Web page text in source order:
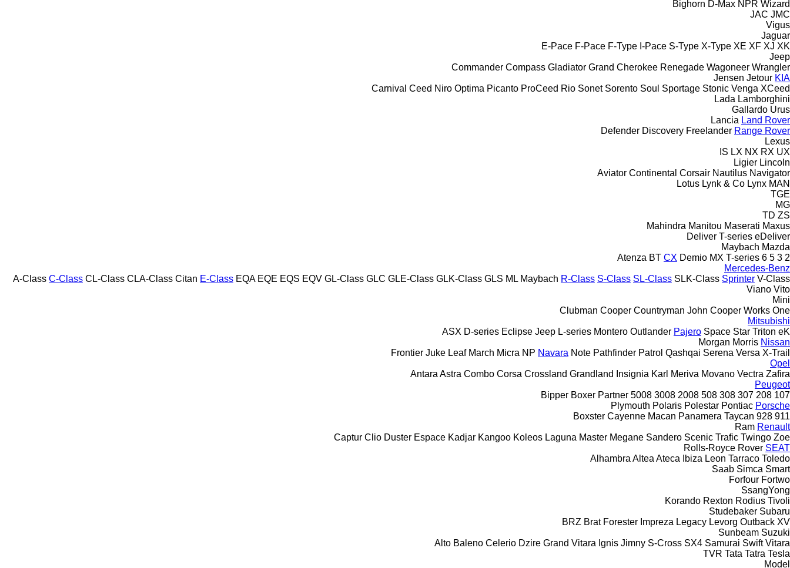
Bighorn D-Max NPR Wizard
JAC JMC
Vigus
Jaguar
E-Pace F-Pace F-Type I-Pace S-Type X-Type XE XF XJ XK
Jeep
Commander Compass Gladiator Grand Cherokee Renegade Wagoneer Wrangler
Jensen Jetour KIA
Carnival Ceed Niro Optima Picanto ProCeed Rio Sonet Sorento Soul Sportage Stonic Venga XCeed
Lada Lamborghini
Gallardo Urus
Lancia Land Rover
Defender Discovery Freelander Range Rover
Lexus
IS LX NX RX UX
Ligier Lincoln
Aviator Continental Corsair Nautilus Navigator
Lotus Lynk & Co Lynx MAN
TGE
MG
TD ZS
Mahindra Manitou Maserati Maxus
Deliver T-series eDeliver
Maybach Mazda
2
3
5
6
Atenza BT CX Demio MX T-series
Mercedes-Benz
A-Class C-Class CL-Class CLA-Class Citan E-Class EQA EQE EQS EQV GL-Class GLC GLE-Class GLK-Class GLS ML Maybach R-Class S-Class SL-Class SLK-Class Sprinter V-Class
Viano Vito
Mini
Clubman Cooper Countryman John Cooper Works One
Mitsubishi
ASX D-series Eclipse Jeep L-series Montero Outlander Pajero Space Star Triton eK
Morgan Morris Nissan
Frontier Juke Leaf March Micra NP Navara Note Pathfinder Patrol Qashqai Serena Versa X-Trail
Opel
Antara Astra Combo Corsa Crossland Grandland Insignia Karl Meriva Movano Vectra Zafira
Peugeot
107
208
307
308
508
2008
3008
5008
Bipper Boxer Partner
Plymouth Polaris Polestar Pontiac Porsche
911
928
Boxster Cayenne Macan Panamera Taycan
Ram Renault
Captur Clio Duster Espace Kadjar Kangoo Koleos Laguna Master Megane Sandero Scenic Trafic Twingo Zoe
Rolls-Royce Rover SEAT
Alhambra Altea Ateca Ibiza Leon Tarraco Toledo
Saab Simca Smart
Forfour Fortwo
SsangYong
Korando Rexton Rodius Tivoli
Studebaker Subaru
BRZ Brat Forester Impreza Legacy Levorg Outback XV
Sunbeam Suzuki
Alto Baleno Celerio Dzire Grand Vitara Ignis Jimny S-Cross SX4 Samurai Swift Vitara
TVR Tata Tatra Tesla
Model